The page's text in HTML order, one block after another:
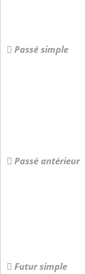
Passé simple
Passé antérieur
Futur simple